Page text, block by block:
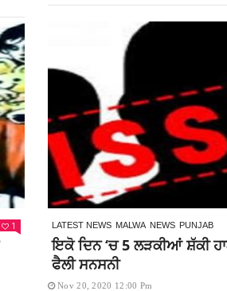
1 LATEST NEWS MALWA NEWS PUNJAB
ਇਕੋ ਦਿਨ ‘ਚ 5 ਲੜਕੀਆਂ ਸ਼ੱਕੀ
ਫੈਲੀ ਸਨਸਨੀ
Nov 20, 2020 12:00 Pm